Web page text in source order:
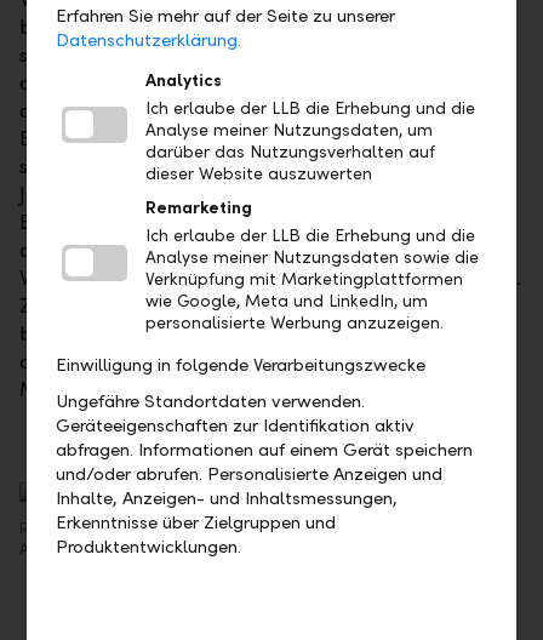
belasten wird, hängt wesentlich davon ab, wie
schwer die Krise ausfallen wird und wie lange sie
andauern wird. Diese zwei Punkte lassen sich zum
aktuellen Zeitpunkt noch nicht abschätzen.
Berücksichtigen muss man auch die Tatsache, dass
sich die Weltwirtschaft in den vergangenen siebzehn
Jahren deutlich verändert hat. Gerade Chinas
Bedeutung ist heute viel grösser als damals. Es gibt
aber gute Gründe anzunehmen, dass das aktuelle
Virus schlimmere Konsequenzen haben wird als SARS.
Zum einen ist die Anzahl der betroffenen Personen
bereits heute höher, zum anderen haben die
chinesischen Behörden dieses Mal härtere
Massnahmen ergriffen als damals.
Roger Wohlwend, Senior Portfoliomanager, LLB Asset Management
AG, Vaduz
Erfahren Sie mehr auf der Seite zu unserer
Datenschutzerklärung.
Analytics
Ich erlaube der LLB die Erhebung und die
Analyse meiner Nutzungsdaten, um
darüber das Nutzungsverhalten auf
dieser Website auszuwerten
Remarketing
Ich erlaube der LLB die Erhebung und die
Analyse meiner Nutzungsdaten sowie die
Verknüpfung mit Marketingplattformen
wie Google, Meta und LinkedIn, um
personalisierte Werbung anzuzeigen.
Einwilligung in folgende Verarbeitungszwecke
Ungefähre Standortdaten verwenden.
Geräteeigenschaften zur Identifikation aktiv
abfragen. Informationen auf einem Gerät speichern
und/oder abrufen. Personalisierte Anzeigen und
Inhalte, Anzeigen- und Inhaltsmessungen,
Erkenntnisse über Zielgruppen und
Produktentwicklungen.